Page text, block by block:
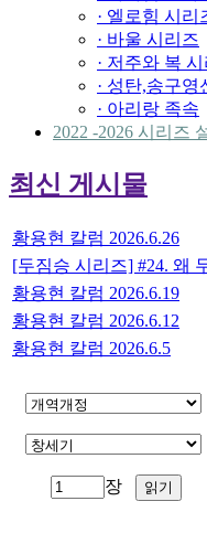
· 엘로힘 시리
· 바울 시리즈
· 저주와 복
· 성탄,송구영
· 아리랑 족속
2022 -2026 시리즈
최신 게시물
황용현 칼럼 2026.6.26
[두짐승 시리즈] #24. 왜
황용현 칼럼 2026.6.19
황용현 칼럼 2026.6.12
황용현 칼럼 2026.6.5
장